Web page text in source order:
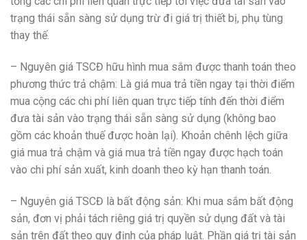
trạng thái sẵn sàng sử dụng trừ đi giá trị thiết bị, phụ tùng
thay thế.
– Nguyên giá TSCĐ hữu hình mua sắm được thanh toán theo
phương thức trả chậm: Là giá mua trả tiền ngay tại thời điểm
mua cộng các chi phí liên quan trực tiếp tính đến thời điểm
đưa tài sản vào trạng thái sẵn sàng sử dụng (không bao
gồm các khoản thuế được hoàn lại). Khoản chênh lệch giữa
giá mua trả chậm và giá mua trả tiền ngay được hạch toán
vào chi phí sản xuất, kinh doanh theo kỳ hạn thanh toán.
– Nguyên giá TSCĐ là bất động sản: Khi mua sắm bất động
sản, đơn vị phải tách riêng giá trị quyền sử dụng đất và tài
sản trên đất theo quy định của pháp luật. Phần giá trị tài sản